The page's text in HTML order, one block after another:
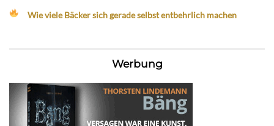
Wie viele Bäcker sich gerade selbst entbehrlich machen
Werbung